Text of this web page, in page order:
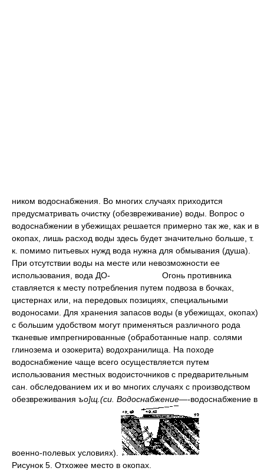
ником водоснабжения. Во многих случаях приходится
предусматривать очистку (обезвреживание) воды. Вопрос о
водоснабжении в убежищах решается примерно так же, как и в
окопах, лишь расход воды здесь будет значительно больше, т.
к. помимо питьевых нужд вода нужна для обмывания (душа).
При отсутствии воды на месте или невозможности ее
использования, вода ДО-
Огонь противника
ставляется к месту потребления путем подвоза в бочках,
цистернах или, на передовых позициях, специальными
водоносами. Для хранения запасов воды (в убежищах, окопах)
с большим удобством могут применяться различного рода
тканевые импрегнированные (обработанные напр. солями
глинозема и озокерита) водохранилища. На походе
водоснабжение чаще всего осуществляется путем
использования местных водоисточников с предварительным
сан. обследованием их и во многих случаях с производством
обезвреживания ъо]щ.(си. Водоснабжение—-водоснабжение в
военно-полевых условиях).
Рисунок 5. Отхожее место в окопах.